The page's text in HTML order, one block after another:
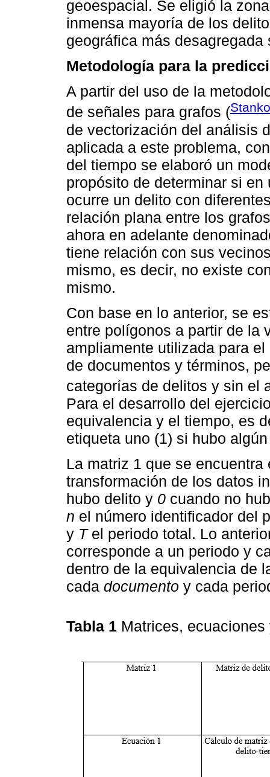
geoespacial. Se eligió la
inmensa mayoría de los
geográfica más
Metodología para la
A partir del uso de la
de señales para grafos (
de vectorización del análisis
aplicada a este problema,
del tiempo se elaboró un
propósito de determinar si
ocurre un delito con
relación plana entre los
ahora en adelante
tiene relación con sus
mismo, es decir, no existe
mismo.
Con base en lo anterior, se
entre polígonos a partir de la
ampliamente utilizada para
de documentos y términos,
categorías de delitos y sin el
Para el desarrollo del
equivalencia y el tiempo, es
etiqueta uno (1) si hubo
La matriz 1 que se
transformación de los datos
hubo delito y 0 cuando no
n el número identificador del
y Tel periodo total. Lo
corresponde a un periodo y
dentro de la equivalencia de
cada documento y cada
Tabla 1 Matrices,